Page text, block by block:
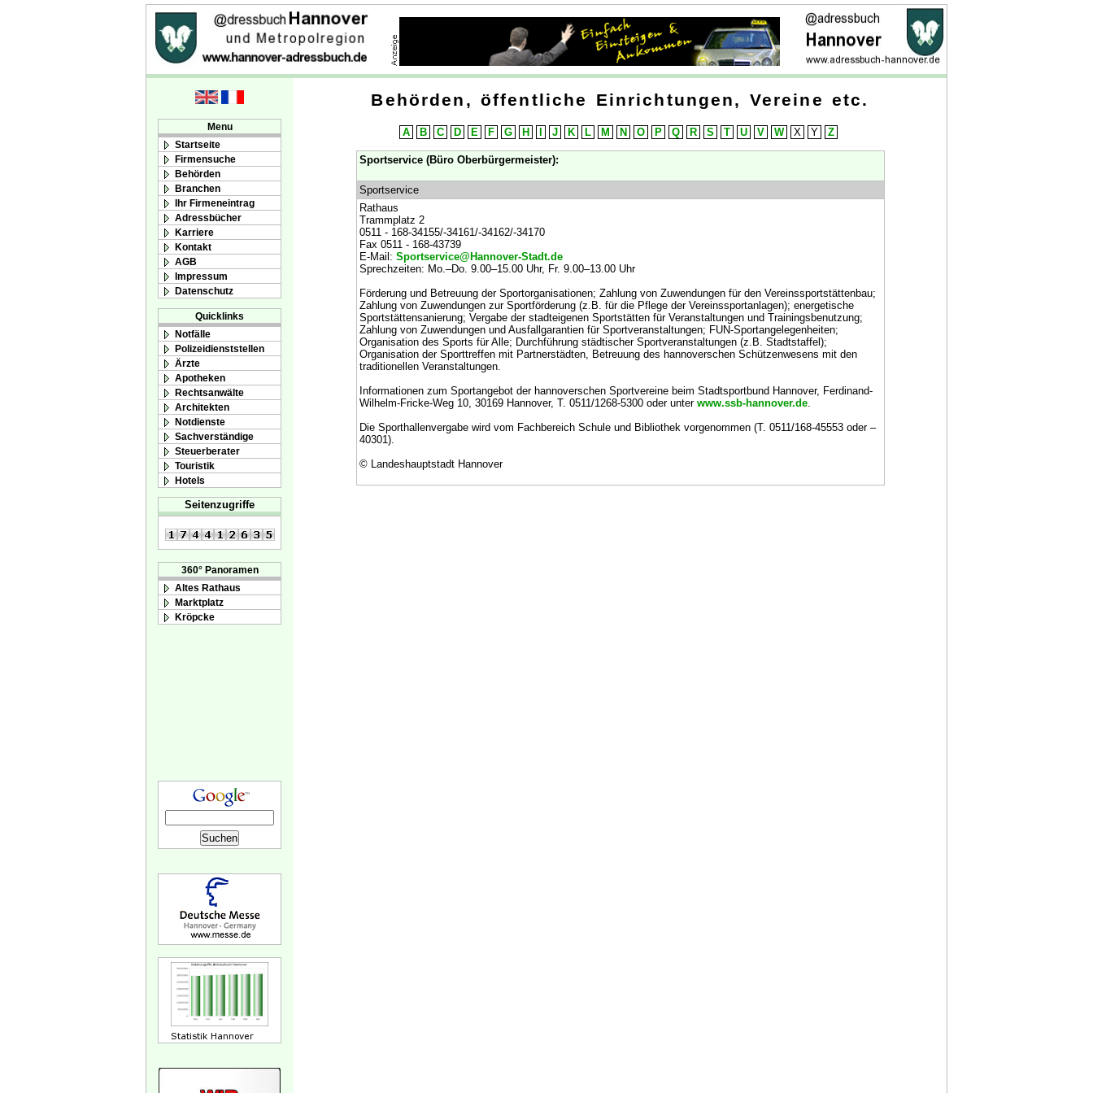
Menu
Startseite
Firmensuche
Behörden
Branchen
Ihr Firmeneintrag
Adressbücher
Karriere
Kontakt
AGB
Impressum
Datenschutz
Quicklinks
Notfälle
Polizeidienststellen
Ärzte
Apotheken
Rechtsanwälte
Architekten
Notdienste
Sachverständige
Steuerberater
Touristik
Hotels
Seitenzugriffe
360° Panoramen
Altes Rathaus
Marktplatz
Kröpcke
Behörden, öffentliche Einrichtungen, Vereine etc.
A B C D E F G H J K L M N O P Q R S T U V W X Y Z
Sportservice (Büro Oberbürgermeister):
Sportservice
Rathaus
Trammplatz 2
0511 - 168-34155/-34161/-34162/-34170
Fax 0511 - 168-43739
E-Mail: Sportservice@Hannover-Stadt.de
Sprechzeiten: Mo.–Do. 9.00–15.00 Uhr, Fr. 9.00–13.00 Uhr
Förderung und Betreuung der Sportorganisationen; Zahlung von Zuwendungen für den Vereinssportstättenbau;
Zahlung von Zuwendungen zur Sportförderung (z.B. für die Pflege der Vereinssportanlagen); energetische
Sportstättensanierung; Vergabe der stadteigenen Sportstätten für Veranstaltungen und Trainingsbenutzung;
Zahlung von Zuwendungen und Ausfallgarantien für Sportveranstaltungen; FUN-Sportangelegenheiten;
Organisation des Sports für Alle; Durchführung städtischer Sportveranstaltungen (z.B. Stadtstaffel);
Organisation der Sporttreffen mit Partnerstädten, Betreuung des hannoverschen Schützenwesens mit den
traditionellen Veranstaltungen.
Informationen zum Sportangebot der hannoverschen Sportvereine beim Stadtsportbund Hannover, Ferdinand-
Wilhelm-Fricke-Weg 10, 30169 Hannover, T. 0511/1268-5300 oder unter www.ssb-hannover.de.
Die Sporthallenvergabe wird vom Fachbereich Schule und Bibliothek vorgenommen (T. 0511/168-45553 oder –
40301).
© Landeshauptstadt Hannover